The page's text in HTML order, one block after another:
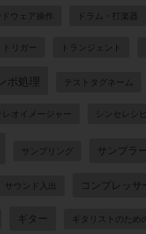
ウェア操作 ドラム・打楽器
トリガー トランジェント
ポ処理 テストタグネーム
レオイメージャー シンセレシピ
サンプリング サンプラー
サウンド入出 コンプレッサー
ギター ギタリストのため